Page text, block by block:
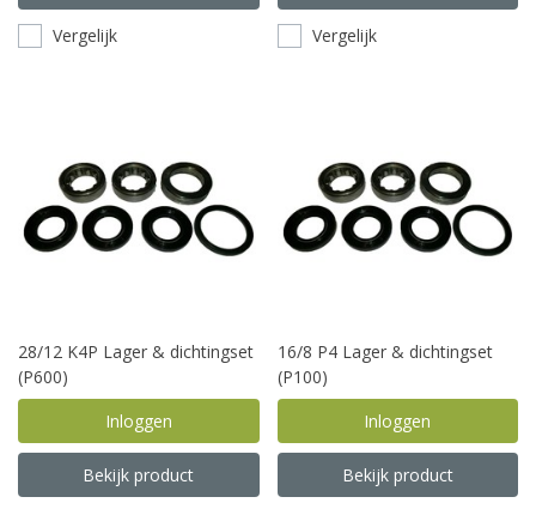
Vergelijk Vergelijk
28/12 K4P Lager & dichtingset
(P600)
Inloggen
Bekijk product
16/8 P4 Lager & dichtingset
(P100)
Inloggen
Bekijk product